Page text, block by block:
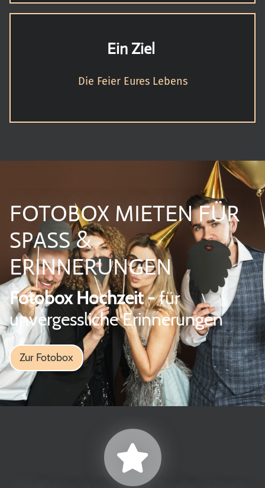
Ein Ziel
Die Feier Eures Lebens
FOTOBOX MIETEN FÜR
SPASS &
ERINNERUNGEN
Fotobox Hochzeit -für
unvergessliche Erinnerungen
Zur Fotobox